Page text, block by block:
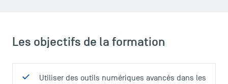
Les objectifs de la formation
Utiliser des outils numériques avancés dans les